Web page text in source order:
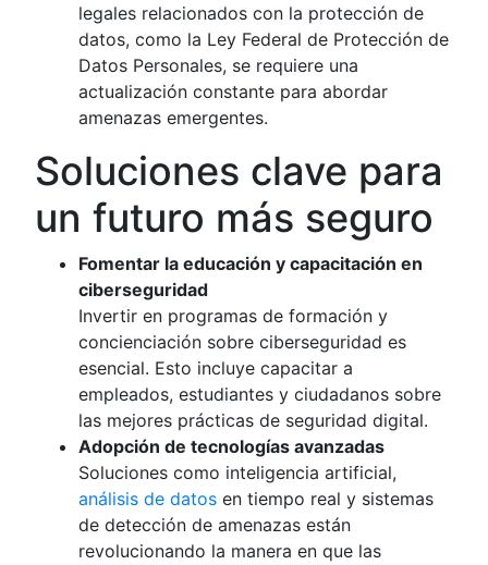
legales relacionados con la protección de
datos, como la Ley Federal de Protección de
Datos Personales, se requiere una
actualización constante para abordar
amenazas emergentes.
Soluciones clave para
un futuro más seguro
Fomentar la educación y capacitación en
ciberseguridad
Invertir en programas de formación y
concienciación sobre ciberseguridad es
esencial. Esto incluye capacitar a
empleados, estudiantes y ciudadanos sobre
las mejores prácticas de seguridad digital.
Adopción de tecnologías avanzadas
Soluciones como inteligencia artificial,
análisis de datos en tiempo real y sistemas
de detección de amenazas están
revolucionando la manera en que las